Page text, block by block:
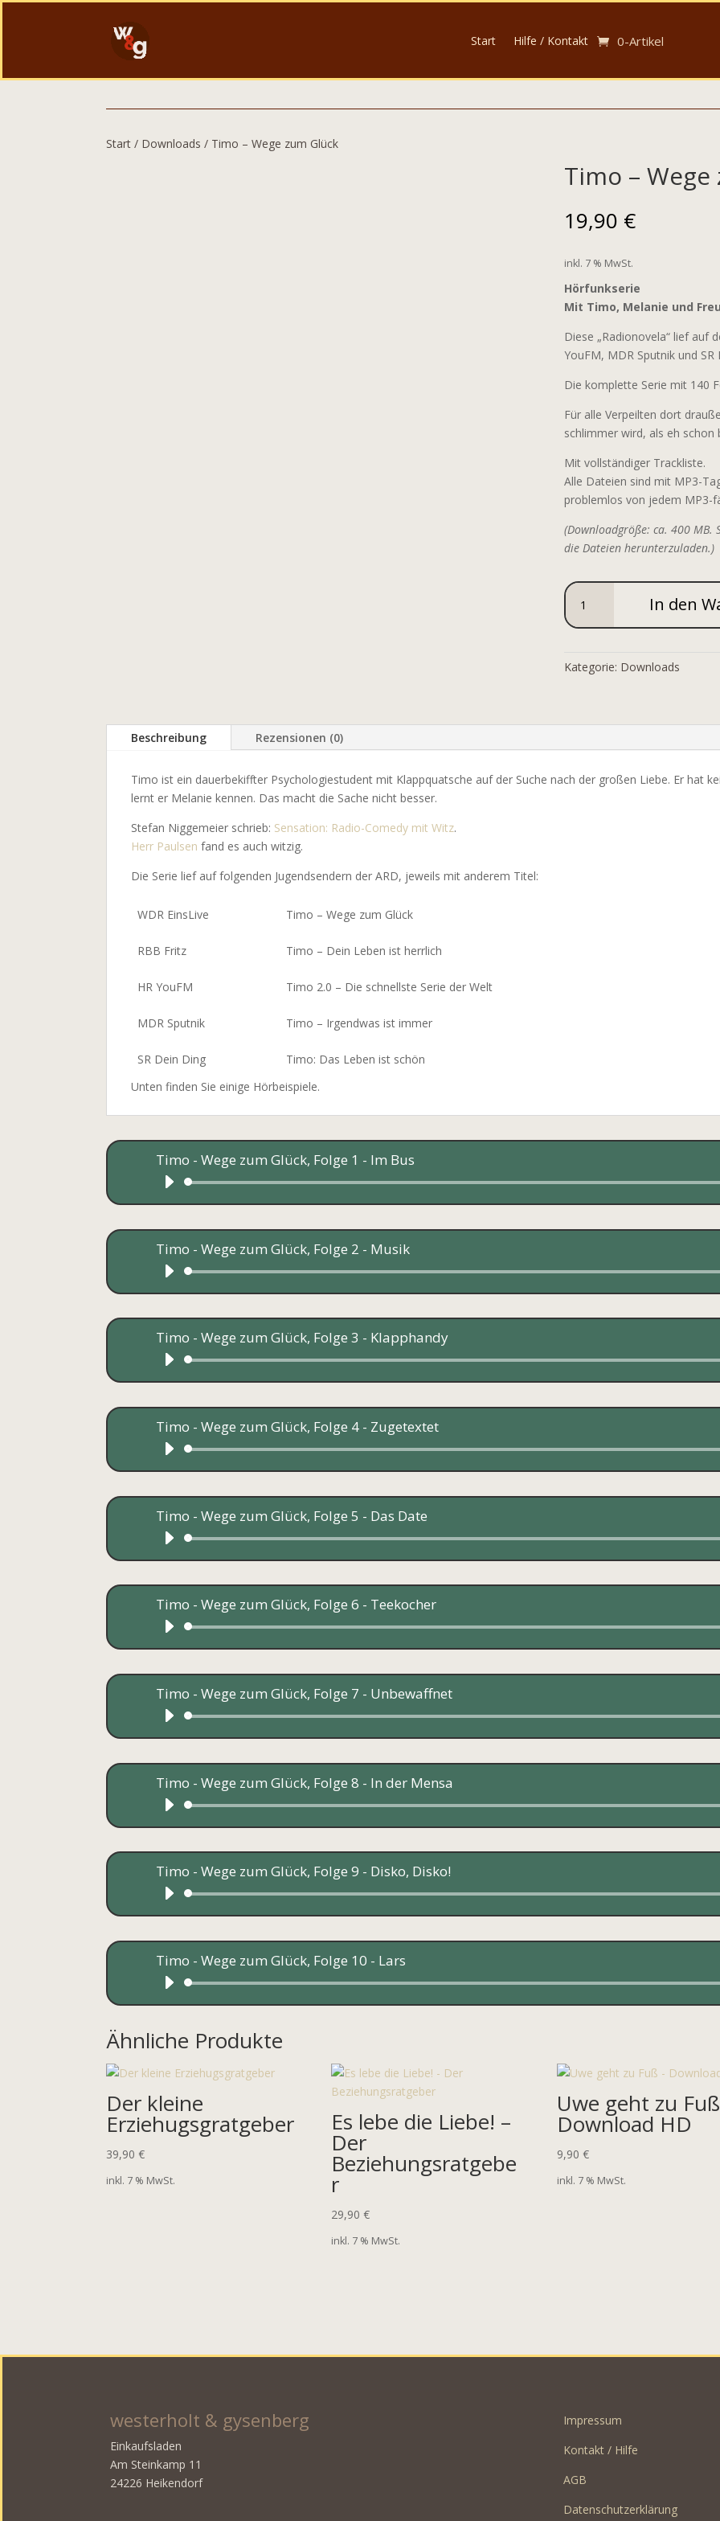
Start Hilfe / Kontakt 0-Artikel
Start / Downloads / Timo – Wege zum Glück
Timo –
19,90 €
inkl. 7 % MwSt.
Hörfunkserie
Mit Timo, Melanie und
Diese „Radionovela“ lief auf
YouFM, MDR Sputnik und SR
Die komplette Serie mit 140
Für alle Verpeilten dort
schlimmer wird, als eh schon
Mit vollständiger Trackliste.
Alle Dateien sind mit MP3-
problemlos von jedem MP3-
(Downloadgröße: ca. 400 MB.
die Dateien herunterzuladen.)
Timo
Wege
Glück
In den
Kategorie: Downloads
Beschreibung Rezensionen (0)
Timo ist ein dauerbekiffter Psychologiestudent mit Klappquatsche auf der Suche nach der großen Liebe. Er hat
lernt er Melanie kennen. Das macht die Sache nicht besser.
Stefan Niggemeier schrieb: Sensation: Radio-Comedy mit Witz.
Herr Paulsen fand es auch witzig.
Die Serie lief auf folgenden Jugendsendern der ARD, jeweils mit anderem Titel:
WDR EinsLive Timo – Wege zum Glück
RBB Fritz Timo – Dein Leben ist herrlich
HR YouFM Timo 2.0 – Die schnellste Serie der Welt
MDR Sputnik Timo – Irgendwas ist immer
SR Dein Ding
Timo: Das Leben ist schön
Unten finden Sie einige Hörbeispiele.
Timo - Wege zum Glück, Folge 1 - Im Bus
Audio-
Player
Timo - Wege zum Glück, Folge 2 - Musik
Audio-
Player
Timo - Wege zum Glück, Folge 3 - Klapphandy
Audio-
Player
Timo - Wege zum Glück, Folge 4 - Zugetextet
Audio-
Player
Timo - Wege zum Glück, Folge 5 - Das Date
Audio-
Player
Timo - Wege zum Glück, Folge 6 - Teekocher
Audio-
Player
Timo - Wege zum Glück, Folge 7 - Unbewaffnet
Audio-
Player
Timo - Wege zum Glück, Folge 8 - In der Mensa
Audio-
Player
Timo - Wege zum Glück, Folge 9 - Disko, Disko!
Audio-
Player
Timo - Wege zum Glück, Folge 10 - Lars
Audio-
Player
Ähnliche Produkte
Der kleine
Erziehugsgratgeber
39,90 €
inkl. 7 % MwSt.
Es lebe die Liebe! –
Der
Beziehungsratgebe
r
29,90€
inkl. 7 % MwSt.
Uwe geht zu
Download HD
9,90 €
inkl. 7 % MwSt.
westerholt & gysenberg
Einkaufsladen
Am Steinkamp 11
24226 Heikendorf
Impressum
Kontakt / Hilfe
AGB
Datenschutzerklärung